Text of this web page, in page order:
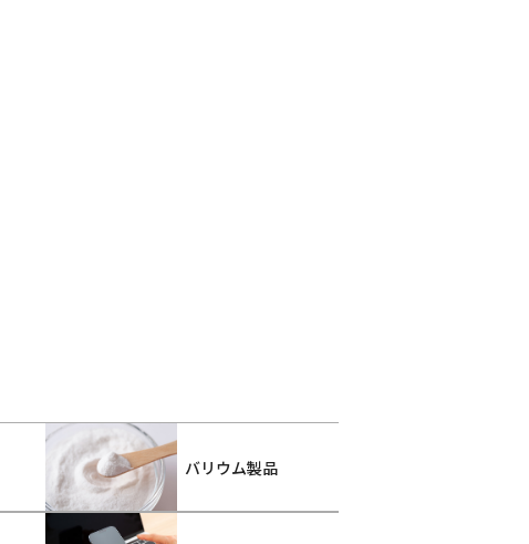
バリウム製品